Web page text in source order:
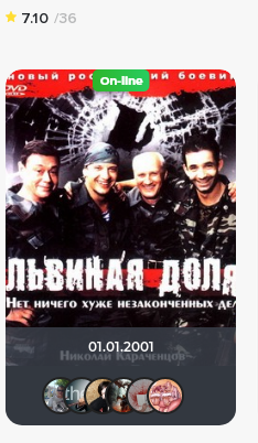
7.10 /36
01.01.2001
bor3175
Кукарямба